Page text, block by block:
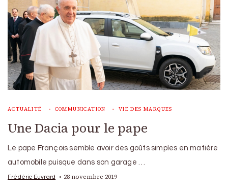
ACTUALITÉ COMMUNICATION VIE DES MARQUES
Une Dacia pour le pape
Le pape François semble avoir des goûts simples en matière
automobile puisque dans son garage …
Frédéric Euvrard 28 novembre 2019